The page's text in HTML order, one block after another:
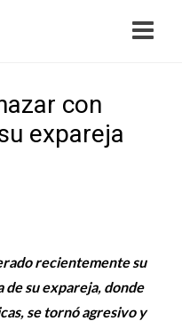
con
expareja
recientemente su
de su expareja, donde
se tornó agresivo y